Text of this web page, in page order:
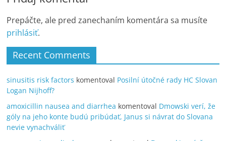
Prepáčte, ale pred zanechaním komentára sa musíte
prihlásiť.
Recent Comments
sinusitis risk factors komentoval Posilní útočné rady HC Slovan
Logan Nijhoff?
amoxicillin nausea and diarrhea komentoval Dmowski verí, že
góly na jeho konte budú pribúdať, Janus si návrat do Slovana
nevie vynachváliť